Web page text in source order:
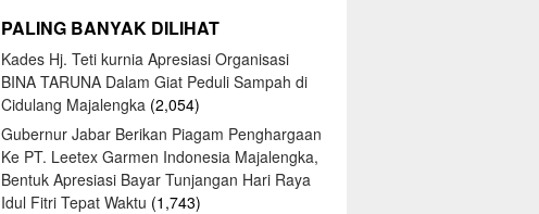
PALING BANYAK DILIHAT
Kades Hj. Teti kurnia Apresiasi Organisasi
BINA TARUNA Dalam Giat Peduli Sampah di
Cidulang Majalengka (2,054)
Gubernur Jabar Berikan Piagam Penghargaan
Ke PT. Leetex Garmen Indonesia Majalengka,
Bentuk Apresiasi Bayar Tunjangan Hari Raya
Idul Fitri Tepat Waktu (1,743)